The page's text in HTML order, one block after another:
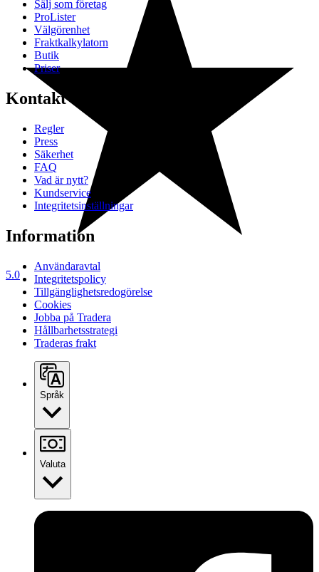
5.0
Sälj som företag
ProLister
Välgörenhet
Fraktkalkylatorn
Butik
Priser
Kontakt & Hjälp
Regler
Press
Säkerhet
FAQ
Vad är nytt?
Kundservice
Integritetsinställningar
Information
Användaravtal
Integritetspolicy
Tillgänglighetsredogörelse
Cookies
Jobba på Tradera
Hållbarhetsstrategi
Traderas frakt
Språk
Valuta